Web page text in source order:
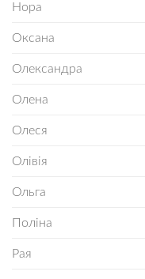
Нора
Оксана
Олександра
Олена
Олеся
Олівія
Ольга
Поліна
Рая